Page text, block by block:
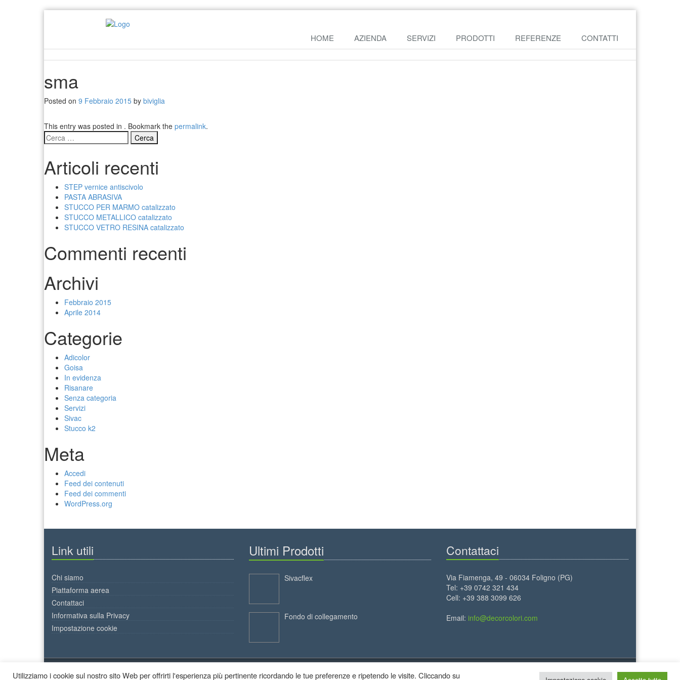
HOME AZIENDA SERVIZI PRODOTTI REFERENZE CONTATTI
sma
Posted on 9 Febbraio 2015 by biviglia
This entry was posted in . Bookmark the permalink.
Ricerca
per:
Articoli recenti
STEP vernice antiscivolo
PASTA ABRASIVA
STUCCO PER MARMO catalizzato
STUCCO METALLICO catalizzato
STUCCO VETRO RESINA catalizzato
Commenti recenti
Archivi
Febbraio 2015
Aprile 2014
Categorie
Adicolor
Goisa
In evidenza
Risanare
Senza categoria
Servizi
Sivac
Stucco k2
Meta
Accedi
Feed dei contenuti
Feed dei commenti
WordPress.org
Link utili
Chi siamo
Piattaforma aerea
Contattaci
Informativa sulla Privacy
Impostazione cookie
Ultimi Prodotti
Sivacflex
Fondo di collegamento
Contattaci
Via Fiamenga, 49 - 06034 Foligno (PG)
Tel: +39 0742 321 434
Cell: +39 388 3099 626
Email: info@decorcolori.com
2026 © Decor Colori - All Rights Reserved.
Utilizziamo i cookie sul nostro sito Web per offrirti l'esperienza più pertinente ricordando le tue preferenze e ripetendo le visite. Cliccando su